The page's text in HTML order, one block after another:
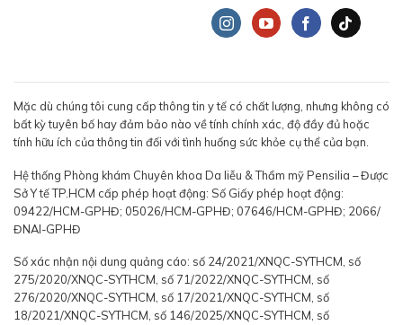
Mặc dù chúng tôi cung cấp thông tin y tế có chất lượng, nhưng không có
bất kỳ tuyên bố hay đảm bảo nào về tính chính xác, độ đầy đủ hoặc
tính hữu ích của thông tin đối với tình huống sức khỏe cụ thể của bạn.
Hệ thống Phòng khám Chuyên khoa Da liễu & Thẩm mỹ Pensilia – Được
Sở Y tế TP.HCM cấp phép hoạt động: Số Giấy phép hoạt động:
09422/HCM-GPHĐ; 05026/HCM-GPHĐ; 07646/HCM-GPHĐ; 2066/
ĐNAI-GPHĐ
Số xác nhận nội dung quảng cáo: số 24/2021/XNQC-SYTHCM, số
275/2020/XNQC-SYTHCM, số 71/2022/XNQC-SYTHCM, số
276/2020/XNQC-SYTHCM, số 17/2021/XNQC-SYTHCM, số
18/2021/XNQC-SYTHCM, số 146/2025/XNQC-SYTHCM, số